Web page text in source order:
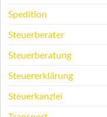
Spedition
Steuerberater
Steuerberatung
Steuererklärung
Steuerkanzlei